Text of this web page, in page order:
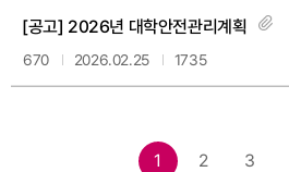
670
[공고] 2026년 대학안전관리계획
2026.02.25 1735
1 2 3